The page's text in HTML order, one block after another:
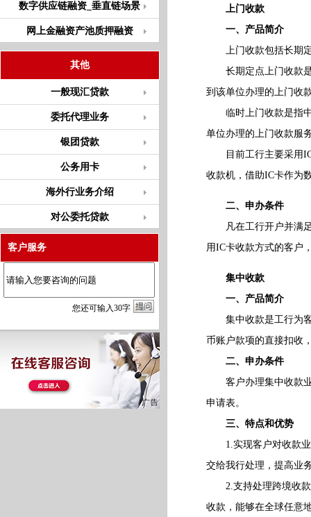
数字供应链融资_垂直链场景
网上金融资产池质押融资
其他
一般现汇贷款
委托代理业务
银团贷款
公务用卡
海外行业务介绍
对公委托贷款
客户服务
您还可输入30字
上门收款
一、产品简介
上门收款包括长期定
长期定点上门收款是
到该单位办理的上门收
临时上门收款是指中
单位办理的上门收款服
目前工行主要采用IC
收款机，借助IC卡作为
二、申办条件
凡在工行开户并满足
用IC卡收款方式的客户
集中收款
一、产品简介
集中收款是工行为客
币账户款项的直接扣收
二、申办条件
客户办理集中收款业
申请表。
三、特点和优势
1.实现客户对收款业
交给我行处理，提高业
2.支持处理跨境收款
收款，能够在全球任意